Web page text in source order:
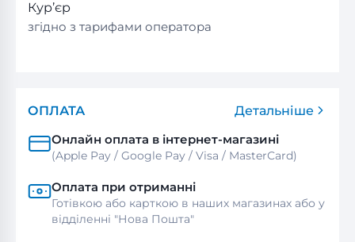
Кур’єр
згідно з тарифами оператора
ОПЛАТА
Детальніше
Онлайн оплата в інтернет-магазині
(Apple Pay / Google Pay / Visa / MasterСard)
Оплата при отриманні
Готівкою або карткою в наших магазинах або у
відділенні "Нова Пошта"